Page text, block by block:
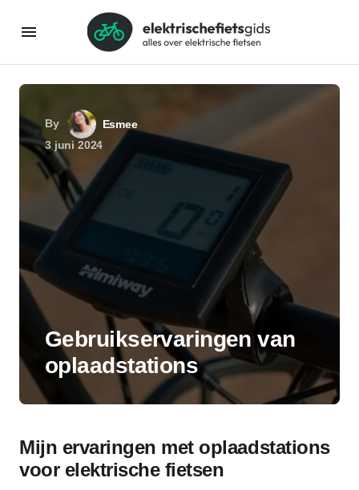
By
Esmee
3 juni 2024
Gebruikservaringen van
oplaadstations
Mijn ervaringen met oplaadstations
voor elektrische fietsen